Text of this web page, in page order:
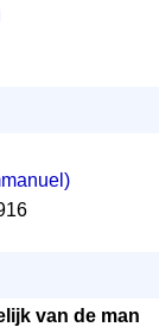
van de man